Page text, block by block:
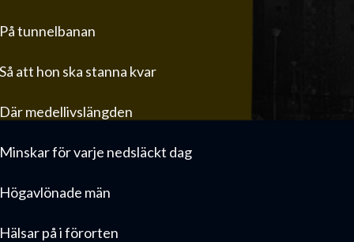
tunnelbanan
att hon ska stanna kvar
medellivslängden
för varje nedsläckt dag
män
på i förorten